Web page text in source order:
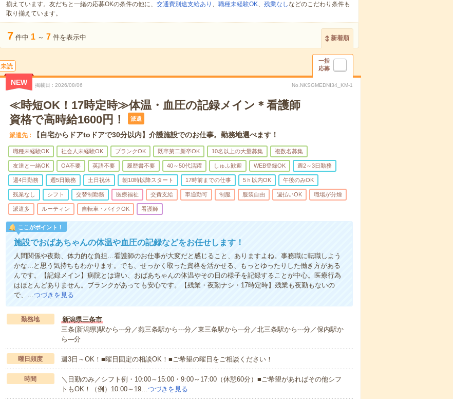
揃えています。友だちと一緒の応募OKの条件の他に、 交通費別途支給あり 、 職種未経験OK、 残業なしなどのこだわり条件も
取り揃えています。
7 件中 1 ～ 7 件を表示中 新着順
未読
一括
応募
NEW 掲載日 2026/08/06 No.NKSGMEDNI34_KM-1
≪時短OK！17時定時≫体温・血圧の記録メイン＊看護師
資格で高時給1600円！
派遣
派遣先 【自宅からドアtoドアで30分以内】介護施設でのお仕事。勤務地選べます！
職種未経験OK 社会人未経験OK ブランクOK 既卒第二新卒OK 10名以上の大量募集 複数名募集
友達と一緒OK OA不要 英語不要 履歴書不要 40～50代活躍 しゅふ歓迎 WEB登録OK 週2～3日勤務
週4日勤務 週5日勤務 土日祝休 朝10時以降スタート 17時前までの仕事 5ｈ以内OK 午後のみOK
残業なし シフト 交替制勤務 医療福祉 交費支給 車通勤可 制服 服装自由 週払いOK 職場が分煙
派遣多 ルーティン 自転車・バイクOK 看護師
ここがポイント！
施設でおばあちゃんの体温や血圧の記録などをお任せします！
人間関係や夜勤、体力的な負担…看護師のお仕事が大変だと感じること、ありますよね。事務職に転職しよう
かな...と思う気持ちもわかります。でも、せっかく取った資格を活かせる、もっとゆったりした働き方がある
んです。【記録メイン】病院とは違い、おばあちゃんの体温やその日の様子を記録することが中心。医療行為
はほとんどありません。ブランクがあっても安心です。【残業・夜勤ナシ・17時定時】残業も夜勤もないの
で、…つづきを見る
勤務地
新潟県三条市
三条(新潟県)駅から---分／燕三条駅から---分／東三条駅から---分／北三条駅から---分／保内駅か
ら---分
曜日頻度 週3日～OK！■曜日固定の相談OK！■ご希望の曜日をご相談ください！
時間
＼日勤のみ／シフト例・10:00～15:00・9:00～17:00（休憩60分）■ご希望があればその他シフ
トもOK！（例）10:00～19…つづきを見る